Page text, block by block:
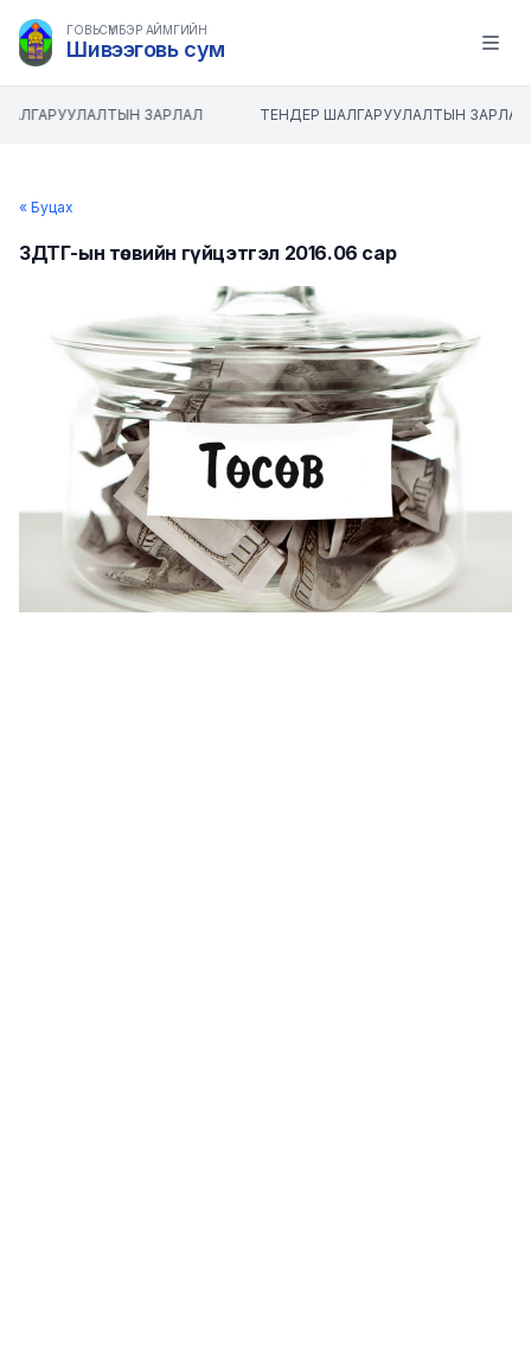
ГОВЬСҮМБЭР АЙМГИЙН
Шивээговь сум Open
ЗАРЛАЛ ТЕНДЕР ШАЛГАРУУЛАЛТЫН ЗАРЛАЛ
« Буцах
ЗДТГ-ын төсвийн гүйцэтгэл 2016.06 сар